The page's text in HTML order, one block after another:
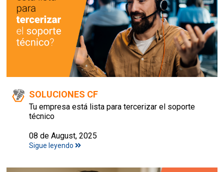
SOLUCIONES CF
Tu empresa está lista para tercerizar el soporte
técnico
08 de August, 2025
Sigue leyendo